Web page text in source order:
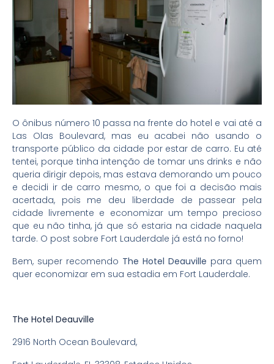
O ônibus número 10 passa na frente do hotel e vai até a
Las Olas Boulevard, mas eu acabei não usando o
transporte público da cidade por estar de carro. Eu até
tentei, porque tinha intenção de tomar uns drinks e não
queria dirigir depois, mas estava demorando um pouco
e decidi ir de carro mesmo, o que foi a decisão mais
acertada, pois me deu liberdade de passear pela
cidade livremente e economizar um tempo precioso
que eu não tinha, já que só estaria na cidade naquela
tarde. O post sobre Fort Lauderdale já está no forno!
Bem, super recomendo The Hotel Deauville para quem
quer economizar em sua estadia em Fort Lauderdale.
The Hotel Deauville
2916 North Ocean Boulevard,